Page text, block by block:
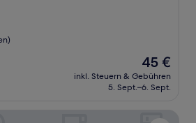
Der
Preis
beträgt
45 €
inkl. Steuern & Gebühren
5. Sept.–6. Sept.